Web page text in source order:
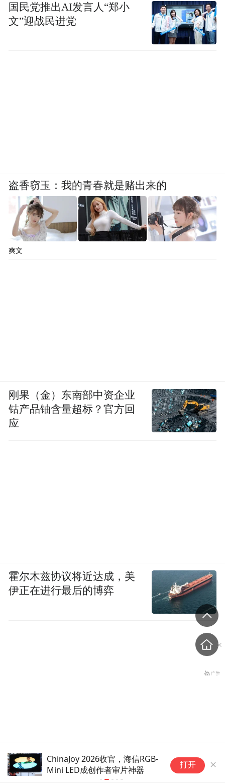
ChinaJoy 2026收官，海信RGB-
Mini LED成创作者审片神器
2026全球
12月举办
打开
国民党推出AI发言人“郑小
文”迎战民进党
盗香窃玉：我的青春就是赌出来的
爽文
刚果（金）东南部中资企业
钴产品铀含量超标？官方回
应
霍尔木兹协议将近达成，美
伊正在进行最后的博弈
胡锡进：新西兰外长像只疯
狗，竟对中国如此狂吠